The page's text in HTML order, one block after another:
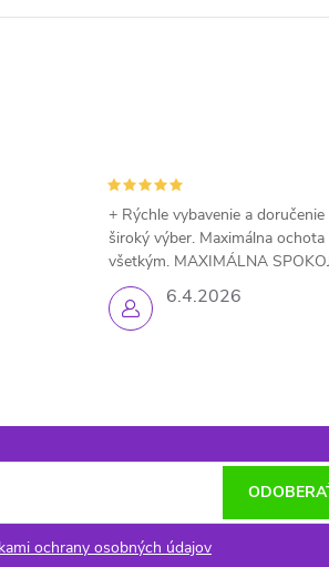
6.4.2026
+ Rýchle vybavenie a
široký výber. Maximálna
všetkým. MAXIMÁLNA
ochrany osobných údajov